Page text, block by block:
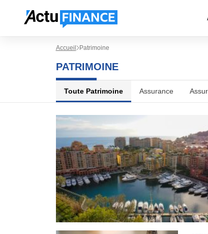
Accueil Patrimoine
PATRIMOINE
Toute Patrimoine Assurance